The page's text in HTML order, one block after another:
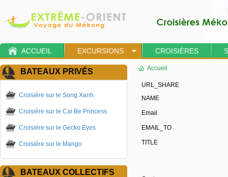
ACCUEIL EXCURSIONS CROISIÈRES
BATEAUX PRIVÉS
Croisière sur le Song Xanh
Croisière sur le Cai Be Princess
Croisière sur le Gecko Eyes
Croisière sur le Mango
BATEAUX COLLECTIFS
Accueil
URL_SHARE
NAME
Email
EMAIL_TO
TITLE